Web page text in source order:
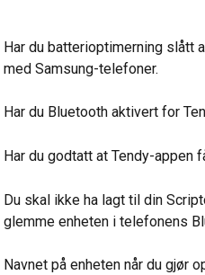
Har du batterioptimerning slått
med Samsung-telefoner.
Har du Bluetooth aktivert for
Har du godtatt at Tendy-appen
Du skal ikke ha lagt til din
glemme enheten i telefonens
Navnet på enheten når du gjør